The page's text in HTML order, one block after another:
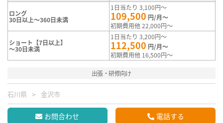
ロング
30日以上～360日未満
1日当たり 3,100円～
109,500 円/月～
初期費用他 22,000円～
ショート【7日以上】
～30日未満
1日当たり 3,200円～
112,500 円/月～
初期費用他 16,500円～
出張・研修向け
石川県 金沢市
お問合わせ 電話する